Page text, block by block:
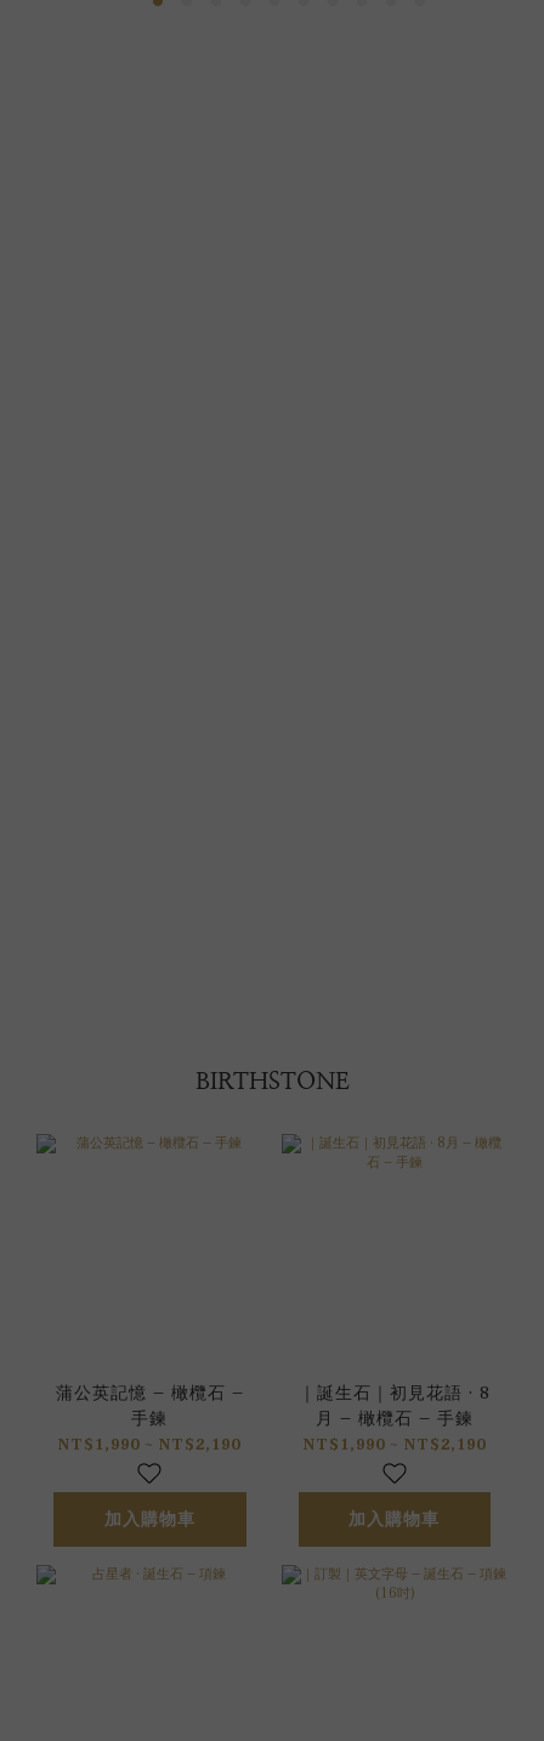
BIRTHSTONE
蒲公英記憶 – 橄欖石 –
手鍊
NT$1,990 ~ NT$2,190
加入購物車
｜誕生石｜初見花語 · 8
月 – 橄欖石 – 手鍊
NT$1,990 ~ NT$2,190
加入購物車